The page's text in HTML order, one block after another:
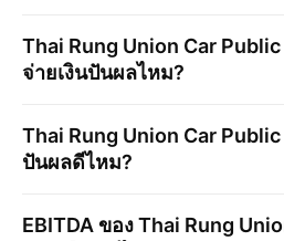
Thai Rung Union Car
จ่ายเงินปันผลไหม?
Thai Rung Union Car
ปันผลดีไหม?
EBITDA ของThai Rung